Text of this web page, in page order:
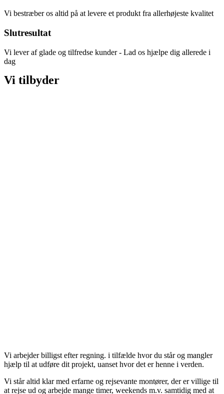
Vi bestræber os altid på at levere et produkt fra allerhøjeste kvalitet
Slutresultat
Vi lever af glade og tilfredse kunder - Lad os hjælpe dig allerede i
dag
Vi tilbyder
Vi arbejder billigst efter regning. i tilfælde hvor du står og mangler
hjælp til at udføre dit projekt, uanset hvor det er henne i verden.
Vi står altid klar med erfarne og rejsevante montører, der er villige til
at rejse ud og arbejde mange timer, weekends m.v. samtidig med at